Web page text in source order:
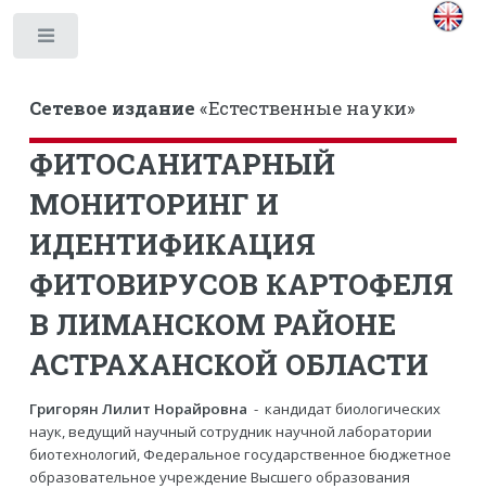
Сетевое издание «Естественные науки»
ФИТОСАНИТАРНЫЙ
МОНИТОРИНГ И
ИДЕНТИФИКАЦИЯ
ФИТОВИРУСОВ КАРТОФЕЛЯ
В ЛИМАНСКОМ РАЙОНЕ
АСТРАХАНСКОЙ ОБЛАСТИ
Григорян Лилит Норайровна - кандидат биологических
наук, ведущий научный сотрудник научной лаборатории
биотехнологий, Федеральное государственное бюджетное
образовательное учреждение Высшего образования